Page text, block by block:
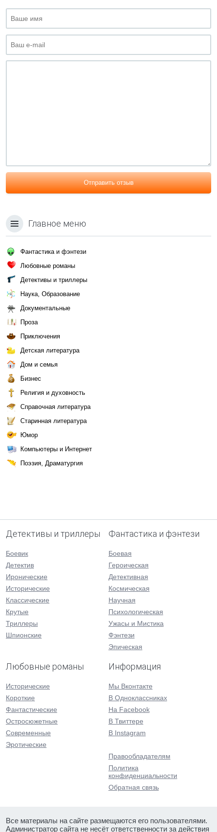
Отправить отзыв
Главное меню
Фантастика и фэнтези
Любовные романы
Детективы и триллеры
Наука, Образование
Документальные
Проза
Приключения
Детская литература
Дом и семья
Бизнес
Религия и духовность
Справочная литература
Старинная литература
Юмор
Компьютеры и Интернет
Поэзия, Драматургия
Детективы и триллеры
Боевик
Детектив
Иронические
Исторические
Классические
Крутые
Триллеры
Шпионские
Фантастика и фэнтези
Боевая
Героическая
Детективная
Космическая
Научная
Психологическая
Ужасы и Мистика
Фэнтези
Эпическая
Любовные романы
Исторические
Короткие
Фантастические
Остросюжетные
Современные
Эротические
Информация
Мы Вконтакте
В Одноклассниках
На Facebook
В Твиттере
В Instagram
Правообладателям
Политика
конфиденциальности
Обратная связь
Все материалы на сайте размещаются его пользователями.
Администратор сайта не несёт ответственности за действия